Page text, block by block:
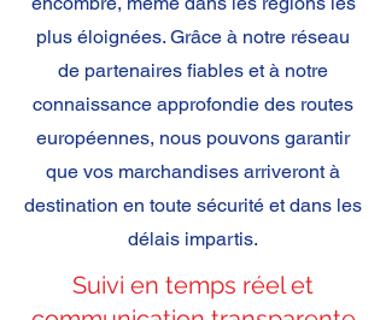
plus éloignées. Grâce à notre réseau
de partenaires fiables et à notre
connaissance approfondie des routes
européennes, nous pouvons garantir
que vos marchandises arriveront à
destination en toute sécurité et dans les
délais impartis.
Suivi en temps réel et